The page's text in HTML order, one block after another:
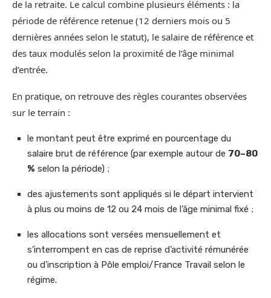
de la retraite. Le calcul combine plusieurs éléments : la
période de référence retenue (12 derniers mois ou 5
dernières années selon le statut), le salaire de référence et
des taux modulés selon la proximité de l’âge minimal
d’entrée.
En pratique, on retrouve des règles courantes observées
sur le terrain :
le montant peut être exprimé en pourcentage du
salaire brut de référence (par exemple autour de 70–80
% selon la période) ;
des ajustements sont appliqués si le départ intervient
à plus ou moins de 12 ou 24 mois de l’âge minimal fixé ;
les allocations sont versées mensuellement et
s’interrompent en cas de reprise d’activité rémunérée
ou d’inscription à Pôle emploi/France Travail selon le
régime.